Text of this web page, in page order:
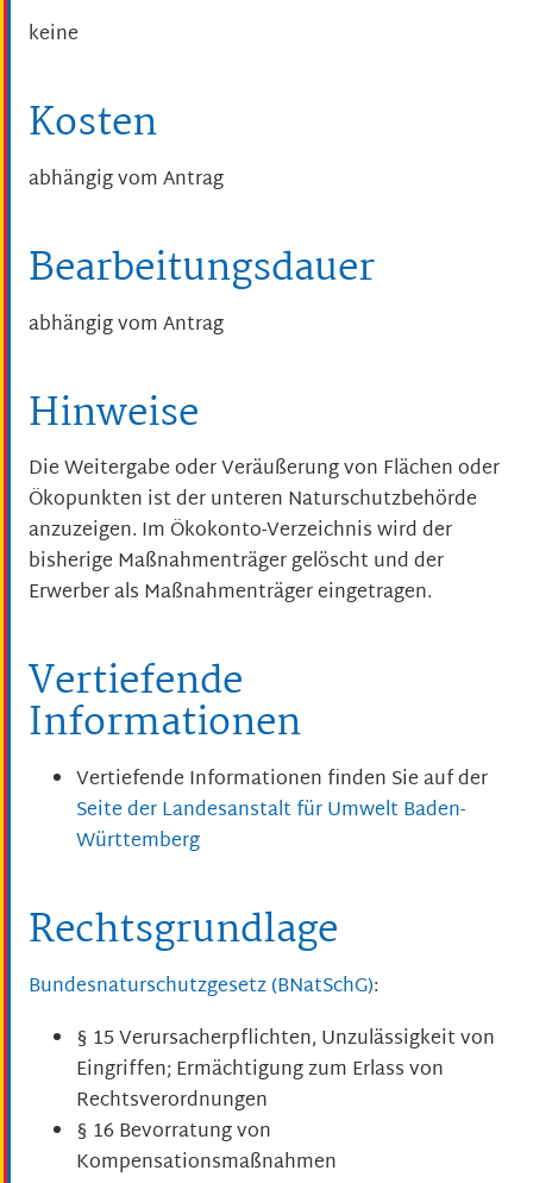
keine
Kosten
abhängig vom Antrag
Bearbeitungsdauer
abhängig vom Antrag
Hinweise
Die Weitergabe oder Veräußerung von Flächen oder
Ökopunkten ist der unteren Naturschutzbehörde
anzuzeigen. Im Ökokonto-Verzeichnis wird der
bisherige Maßnahmenträger gelöscht und der
Erwerber als Maßnahmenträger eingetragen.
Vertiefende
Informationen
Vertiefende Informationen finden Sie auf der
Seite der Landesanstalt für Umwelt Baden-
Württemberg
Rechtsgrundlage
Bundesnaturschutzgesetz (BNatSchG):
§ 15 Verursacherpflichten, Unzulässigkeit von
Eingriffen; Ermächtigung zum Erlass von
Rechtsverordnungen
§ 16 Bevorratung von
Kompensationsmaßnahmen